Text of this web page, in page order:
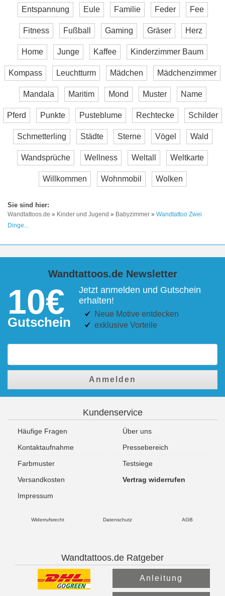
Entspannung Eule Familie Feder Fee
Fitness Fußball Gaming Gräser Herz
Home Junge Kaffee Kinderzimmer Baum
Kompass Leuchtturm Mädchen Mädchenzimmer
Mandala Maritim Mond Muster Name
Pferd Punkte Pusteblume Rechtecke Schilder
Schmetterling Städte Sterne Vögel Wald
Wandsprüche Wellness Weltall Weltkarte
Willkommen Wohnmobil Wolken
Wandtattoos.de » Kinder und Jugend » Babyzimmer » Wandtattoo Zwei
Dinge...
Wandtattoos.de Newsletter
10€
Gutschein
Jetzt anmelden und Gutschein
erhalten!
Neue Motive entdecken
exklusive Vorteile
Anmelden
Kundenservice
Häufige Fragen
Über uns
Kontaktaufnahme
Pressebereich
Farbmuster
Testsiege
Versandkosten
Vertrag widerrufen
Impressum
Widerrufsrecht Datenschutz AGB
Wandtattoos.de Ratgeber
Anleitung